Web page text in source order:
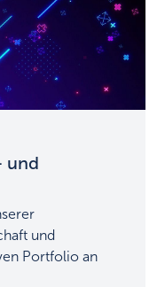
und
und
Portfolio an